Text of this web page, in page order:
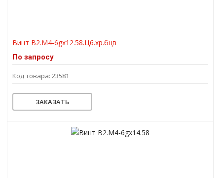
Винт В2.М4-6gх12.58.Ц6.хр.бцв
По запросу
Код товара: 23581
ЗАКАЗАТЬ